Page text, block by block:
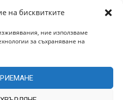
на бисквитките
ние използваме
за съхраняване на